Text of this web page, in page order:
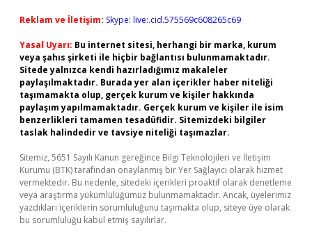
Reklam ve İletişim: Skype: live:.cid.575569c608265c69
Yasal Uyarı: Bu internet sitesi, herhangi bir marka, kurum
veya şahıs şirketi ile hiçbir bağlantısı bulunmamaktadır.
Sitede yalnızca kendi hazırladığımız makaleler
paylaşılmaktadır. Burada yer alan içerikler haber niteliği
taşımamakta olup, gerçek kurum ve kişiler hakkında
paylaşım yapılmamaktadır. Gerçek kurum ve kişiler ile isim
benzerlikleri tamamen tesadüfidir. Sitemizdeki bilgiler
taslak halindedir ve tavsiye niteliği taşımazlar.
Sitemiz, 5651 Sayılı Kanun gereğince Bilgi Teknolojileri ve İletişim
Kurumu (BTK) tarafından onaylanmış bir Yer Sağlayıcı olarak hizmet
vermektedir. Bu nedenle, sitedeki içerikleri proaktif olarak denetleme
veya araştırma yükümlülüğümüz bulunmamaktadır. Ancak, üyelerimiz
yazdıkları içeriklerin sorumluluğunu taşımakta olup, siteye üye olarak
bu sorumluluğu kabul etmiş sayılırlar.